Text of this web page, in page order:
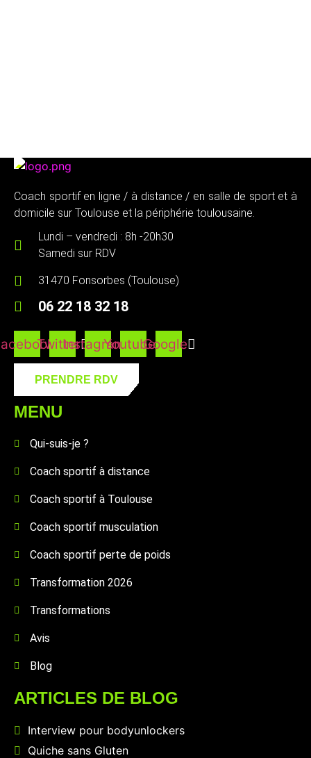
Coach sportif en ligne / à distance / en salle de sport et à
domicile sur Toulouse et la périphérie toulousaine.
Lundi – vendredi : 8h -20h30
Samedi sur RDV
31470 Fonsorbes (Toulouse)
06 22 18 32 18
TwitterInstagramYoutubeGoogle
PRENDRE RDV
MENU
Qui-suis-je ?
Coach sportif à distance
Coach sportif à Toulouse
Coach sportif musculation
Coach sportif perte de poids
Transformation 2026
Transformations
Avis
Blog
ARTICLES DE BLOG
Interview pour bodyunlockers
Quiche sans Gluten